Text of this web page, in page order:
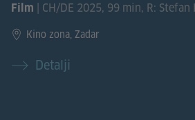
Film | CH/DE 2025, 99 min, R: Stefan
Kino zona, Zadar
Detalji